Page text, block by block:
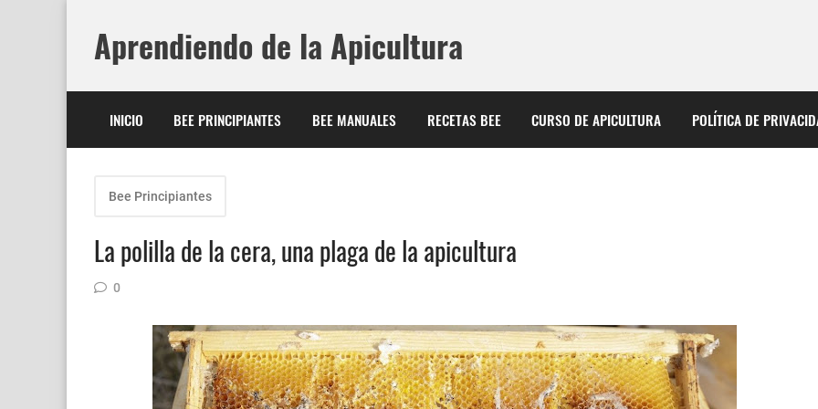
Aprendiendo de la Apicultura
INICIO BEE PRINCIPIANTES BEE MANUALES RECETAS BEE CURSO DE APICULTURA POLÍTICA DE
Bee Principiantes
La polilla de la cera, una plaga de la apicultura
0